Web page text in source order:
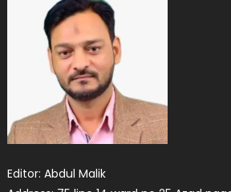
Editor: Abdul Malik